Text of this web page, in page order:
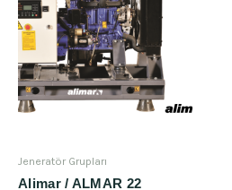
Jeneratör Grupları
Alimar / ALMAR 22